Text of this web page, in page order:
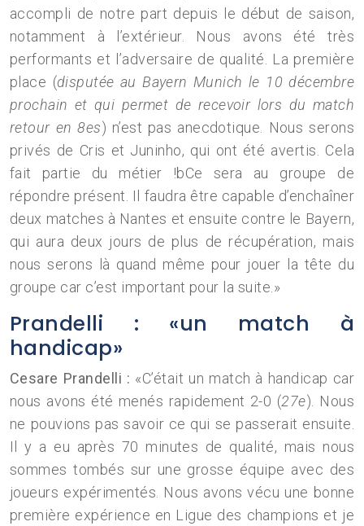
accompli de notre part depuis le début de saison,
notamment à l’extérieur. Nous avons été très
performants et l’adversaire de qualité. La première
place (disputée au Bayern Munich le 10 décembre
prochain et qui permet de recevoir lors du match
retour en 8es) n’est pas anecdotique. Nous serons
privés de Cris et Juninho, qui ont été avertis. Cela
fait partie du métier !bCe sera au groupe de
répondre présent. Il faudra être capable d’enchaîner
deux matches à Nantes et ensuite contre le Bayern,
qui aura deux jours de plus de récupération, mais
nous serons là quand même pour jouer la tête du
groupe car c’est important pour la suite.»
Prandelli : «un match à
handicap»
Cesare Prandelli : «C’était un match à handicap car
nous avons été menés rapidement 2-0 (27e). Nous
ne pouvions pas savoir ce qui se passerait ensuite.
Il y a eu après 70 minutes de qualité, mais nous
sommes tombés sur une grosse équipe avec des
joueurs expérimentés. Nous avons vécu une bonne
première expérience en Ligue des champions et je